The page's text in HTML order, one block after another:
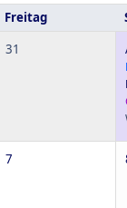
Freitag
31
7